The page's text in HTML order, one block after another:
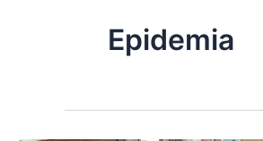
Epidemia